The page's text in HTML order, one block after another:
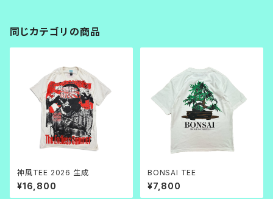
同じカテゴリの商品
神風TEE 2026 生成
¥16,800
BONSAI TEE
¥7,800